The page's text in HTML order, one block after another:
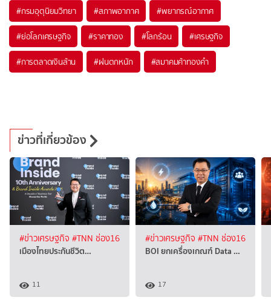
#กรมอุตุนิยมวิทยา #สภาพอากาศ #พยากรณ์อากาศ
#ย่อโลกเศรษฐกิจ #ราคาทอง #โลกร้อน #เศรษฐกิจ
#การตลาดเงินล้าน #ฝนตกหนัก #สมาคมค้าทองคำ
ข่าวที่เกี่ยวข้อง
#ข่าวเศรษฐกิจ #TNN ช่อง16
เมืองไทยประกันชีวิต…
11
#ข่าวเศรษฐกิจ #TNN ช่อง16
BOI ยกเครื่องเกณฑ์ Data …
17